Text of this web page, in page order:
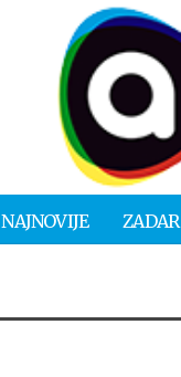
NAJNOVIJE ZADAR